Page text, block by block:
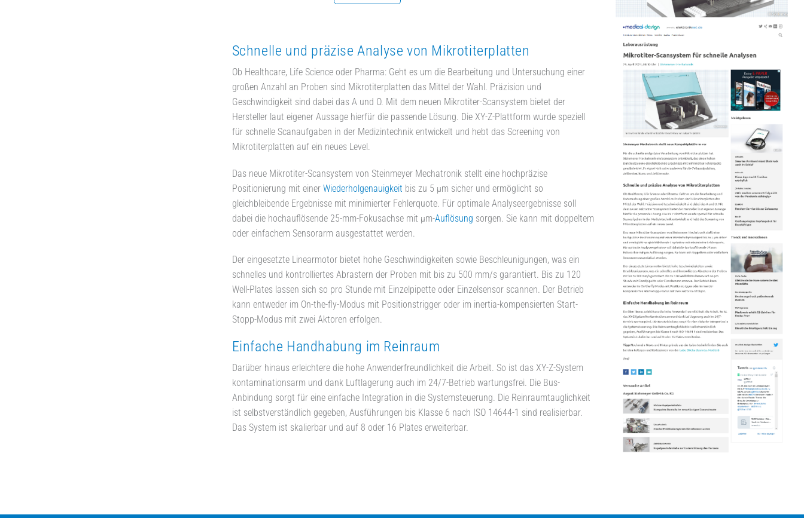
Schnelle und präzise Analyse von Mikrotiterplatten
Ob Healthcare, Life Science oder Pharma: Geht es um die Bearbeitung und Untersuchung einer
großen Anzahl an Proben sind Mikrotiterplatten das Mittel der Wahl. Präzision und
Geschwindigkeit sind dabei das A und O. Mit dem neuen Mikrotiter-Scansystem bietet der
Hersteller laut eigener Aussage hierfür die passende Lösung. Die XY-Z-Plattform wurde speziell
für schnelle Scanaufgaben in der Medizintechnik entwickelt und hebt das Screening von
Mikrotiterplatten auf ein neues Level.
Das neue Mikrotiter-Scansystem von Steinmeyer Mechatronik stellt eine hochpräzise
Positionierung mit einer Wiederholgenauigkeit bis zu 5 µm sicher und ermöglicht so
gleichbleibende Ergebnisse mit minimierter Fehlerquote. Für optimale Analyseergebnisse soll
dabei die hochauflösende 25-mm-Fokusachse mit µm-Auflösung sorgen. Sie kann mit doppeltem
oder einfachem Sensorarm ausgestattet werden.
Der eingesetzte Linearmotor bietet hohe Geschwindigkeiten sowie Beschleunigungen, was ein
schnelles und kontrolliertes Abrastern der Proben mit bis zu 500 mm/s garantiert. Bis zu 120
Well-Plates lassen sich so pro Stunde mit Einzelpipette oder Einzelsensor scannen. Der Betrieb
kann entweder im On-the-fly-Modus mit Positionstrigger oder im inertia-kompensierten Start-
Stopp-Modus mit zwei Aktoren erfolgen.
Einfache Handhabung im Reinraum
Darüber hinaus erleichtere die hohe Anwenderfreundlichkeit die Arbeit. So ist das XY-Z-System
kontaminationsarm und dank Luftlagerung auch im 24/7-Betrieb wartungsfrei. Die Bus-
Anbindung sorgt für eine einfache Integration in die Systemsteuerung. Die Reinraumtauglichkeit
ist selbstverständlich gegeben, Ausführungen bis Klasse 6 nach ISO 14644-1 sind realisierbar.
Das System ist skalierbar und auf 8 oder 16 Plates erweiterbar.